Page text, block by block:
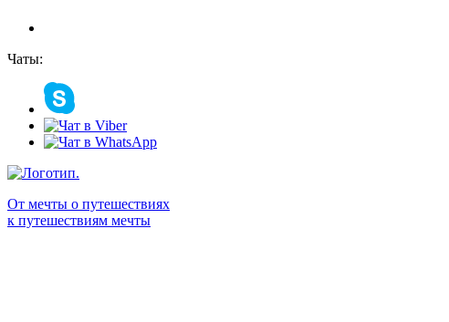
Чаты:
От мечты о путешествиях
к путешествиям мечты